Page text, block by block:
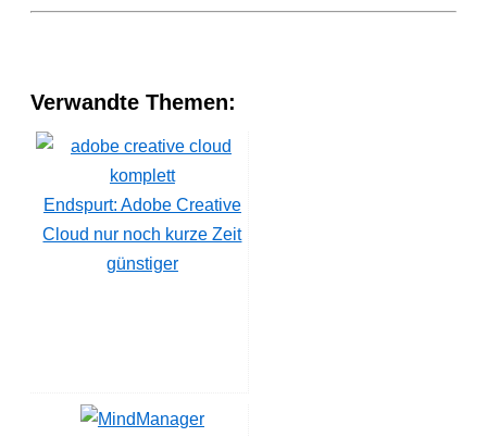
Verwandte Themen:
Endspurt: Adobe Creative
Cloud nur noch kurze Zeit
günstiger